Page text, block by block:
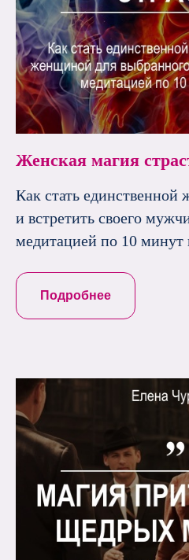
Женская магия
Как стать
и встретить своего
медитацией по 10 минут
Подробнее